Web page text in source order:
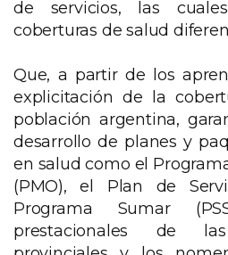
de servicios, las
coberturas de salud
Que, a partir de los
explicitación de la
población argentina,
desarrollo de planes y
en salud como el
(PMO), el Plan de
Programa Sumar
prestacionales de